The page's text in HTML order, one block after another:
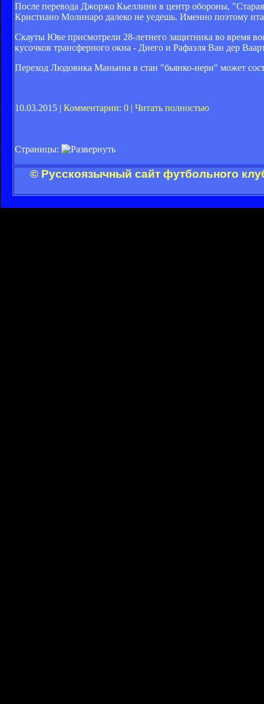
После перевода Джоржо Кьеллини в центр обороны,
Кристиано Молинаро далеко не уедешь. Именно поэтому
Скауты Юве присмотрели 28-летнего защитника во время
кусочков трансферного окна - Диего и Рафаэля Ван дер
Переход Людовика Маньина в стан "бьянко-нери" может
10.03.2015 | Комментарии: 0 | Читать полностью
Страницы:
© Русскоязычный сайт футбольного